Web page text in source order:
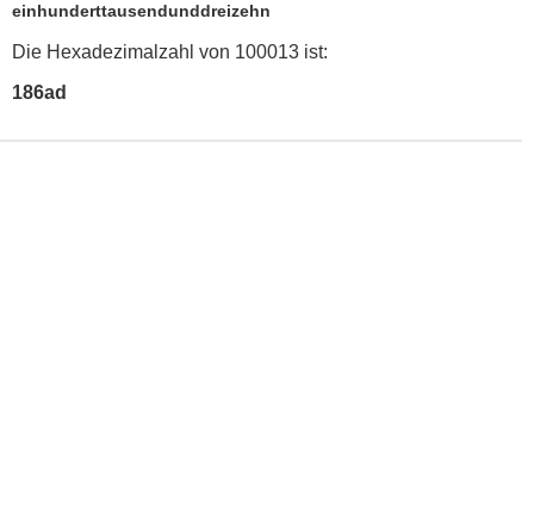
einhunderttausendunddreizehn
Die Hexadezimalzahl von 100013 ist:
186ad